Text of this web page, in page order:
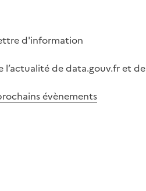
d'information
l’actualité de data.gouv.fr et
évènements